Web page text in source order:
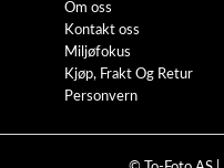
Om oss
Kontakt oss
Miljøfokus
Kjøp, Frakt Og Retur
Personvern